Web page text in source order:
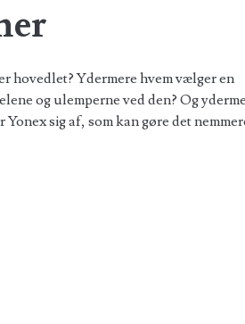
hovedlet? Ydermere hvem vælger en
og ulemperne ved den? Og
sig af, som kan gøre det